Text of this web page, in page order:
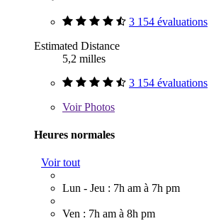
3 154 évaluations
Estimated Distance
5,2 milles
3 154 évaluations
VoirPhotos
Heures normales
Voir tout
Lun - Jeu : 7h am à 7h pm
Ven : 7h am à 8h pm